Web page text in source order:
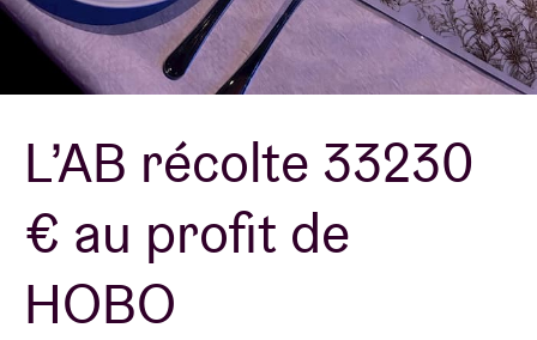
Location de salles
BRDCST
ABtv
Chèque-concert
L’AB récolte 33230
€ au profit de
HOBO